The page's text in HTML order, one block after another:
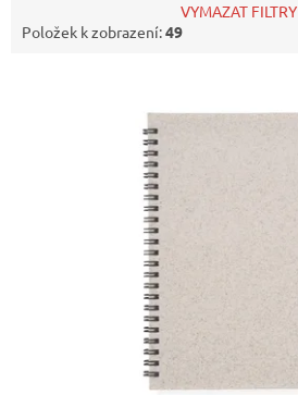
VYMAZAT FILTRY
Položek k zobrazení:49